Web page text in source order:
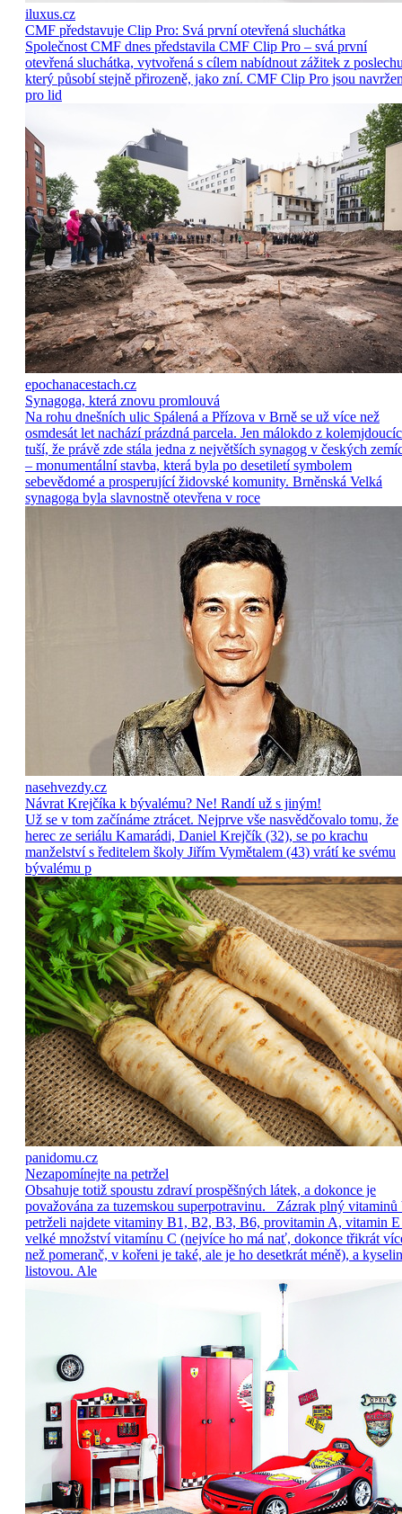
iluxus.cz
CMF představuje Clip Pro: Svá první otevřená sluchátka
Společnost CMF dnes představila CMF Clip Pro – svá první
otevřená sluchátka, vytvořená s cílem nabídnout zážitek z
který působí stejně přirozeně, jako zní. CMF Clip Pro jsou
pro lid
epochanacestach.cz
Synagoga, která znovu promlouvá
Na rohu dnešních ulic Spálená a Přízova v Brně se už více než
osmdesát let nachází prázdná parcela. Jen málokdo z
tuší, že právě zde stála jedna z největších synagog v českých
– monumentální stavba, která byla po desetiletí symbolem
sebevědomé a prosperující židovské komunity. Brněnská Velká
synagoga byla slavnostně otevřena v roce
nasehvezdy.cz
Návrat Krejčíka k bývalému? Ne! Randí už s jiným!
Už se v tom začínáme ztrácet. Nejprve vše nasvědčovalo tomu, že
herec ze seriálu Kamarádi, Daniel Krejčík (32), se po krachu
manželství s ředitelem školy Jiřím Vymětalem (43) vrátí ke svému
bývalému p
panidomu.cz
Nezapomínejte na petržel
Obsahuje totiž spoustu zdraví prospěšných látek, a dokonce je
považována za tuzemskou superpotravinu. Zázrak plný vitaminů
petrželi najdete vitaminy B1, B2, B3, B6, provitamin A, vitamin E
velké množství vitamínu C (nejvíce ho má nať, dokonce třikrát
než pomeranč, v kořeni je také, ale je ho desetkrát méně), a
listovou. Ale